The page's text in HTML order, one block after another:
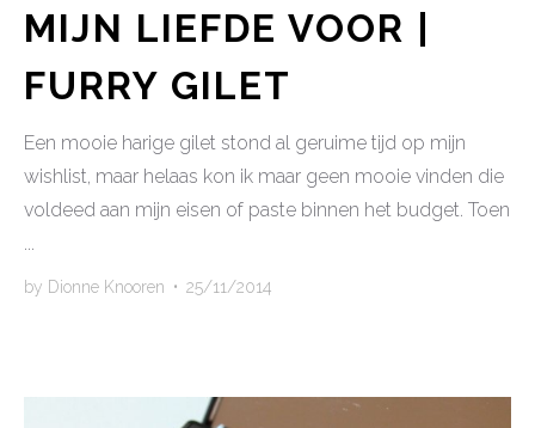
MIJN LIEFDE VOOR |
FURRY GILET
Een mooie harige gilet stond al geruime tijd op mijn
wishlist, maar helaas kon ik maar geen mooie vinden die
voldeed aan mijn eisen of paste binnen het budget. Toen
by Dionne Knooren • 25/11/2014